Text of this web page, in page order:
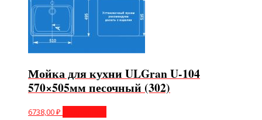
Мойка для кухни ULGran U-104
570×505мм песочный (302)
6738,00₽